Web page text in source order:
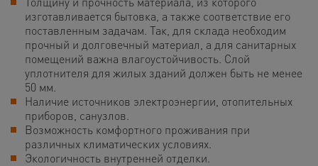
изготавливается бытовка, а также соответствие его
поставленным задачам. Так, для склада необходим
прочный и долговечный материал, а для санитарных
помещений важна влагоустойчивость. Слой
уплотнителя для жилых зданий должен быть не менее
50 мм.
Наличие источников электроэнергии, отопительных
приборов, санузлов.
Возможность комфортного проживания при
различных климатических условиях.
Экологичность внутренней отделки.